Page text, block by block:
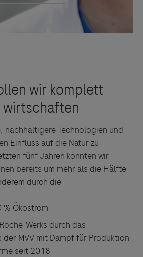
nachhaltigere Technologien und
Einfluss auf die Natur zu
fünf Jahren konnten wir
bereits um mehr als die Hälfte
durch die
% Ökostrom
Werks durch das
der MVV mit Dampf für Produktion
seit 2018